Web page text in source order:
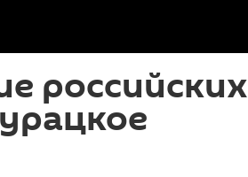
российских